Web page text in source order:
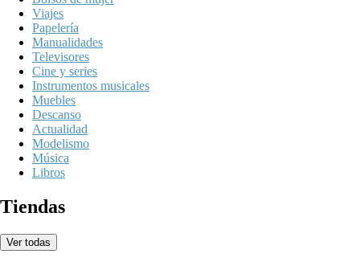
Viajes
Papelería
Manualidades
Televisores
Cine y series
Instrumentos musicales
Muebles
Descanso
Actualidad
Modelismo
Música
Libros
Tiendas
Ver todas